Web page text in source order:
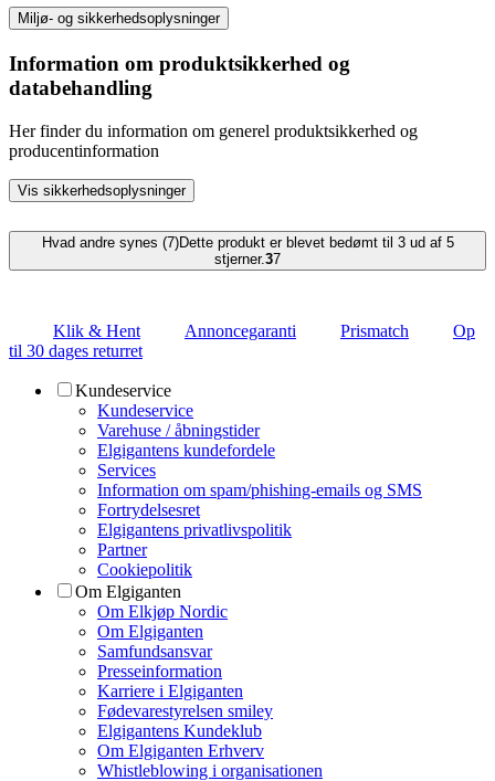
Miljø- og sikkerhedsoplysninger
Information om produktsikkerhed og
databehandling
Her finder du information om generel produktsikkerhed og
producentinformation
Vis sikkerhedsoplysninger
Hvad andre synes (7)Dette produkt er blevet bedømt til 3 ud af 5
stjerner.37
Klik & Hent Annoncegaranti Prismatch
Op
til 30 dages returret
Kundeservice
Kundeservice
Varehuse / åbningstider
Elgigantens kundefordele
Services
Information om spam/phishing-emails og SMS
Fortrydelsesret
Elgigantens privatlivspolitik
Partner
Cookiepolitik
Om Elgiganten
Om Elkjøp Nordic
Om Elgiganten
Samfundsansvar
Presseinformation
Karriere i Elgiganten
Fødevarestyrelsen smiley
Elgigantens Kundeklub
Om Elgiganten Erhverv
Whistleblowing i organisationen